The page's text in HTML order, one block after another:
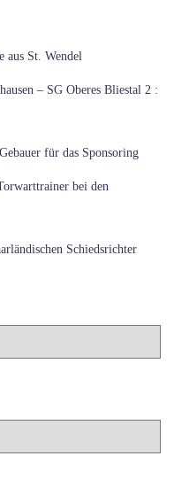
aus St. Wendel
– SG Oberes Bliestal 2 :
für das Sponsoring
bei den
Schiedsrichter